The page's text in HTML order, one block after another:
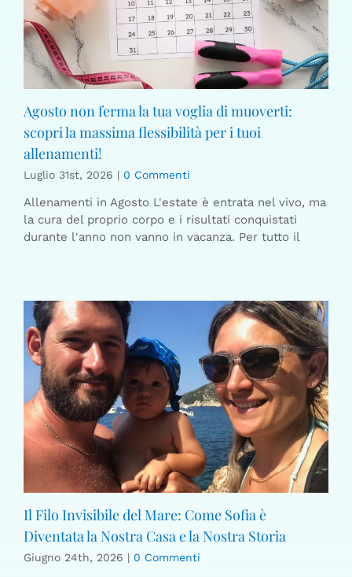
Agosto non ferma la tua voglia di muoverti:
scopri la massima flessibilità per i tuoi
allenamenti!
Luglio 31st, 2026 | 0 Commenti
Allenamenti in Agosto L'estate è entrata nel vivo, ma
la cura del proprio corpo e i risultati conquistati
durante l'anno non vanno in vacanza. Per tutto il
Il Filo Invisibile del Mare: Come Sofia è
Diventata la Nostra Casa e la Nostra Storia
Giugno 24th, 2026 | 0 Commenti